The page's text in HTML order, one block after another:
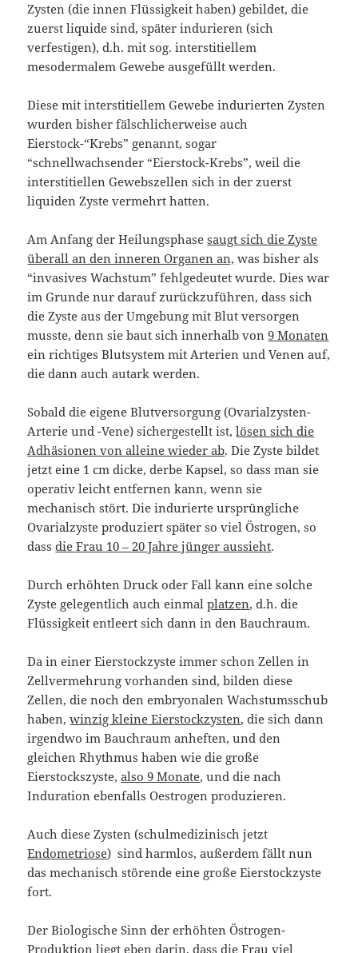
Zysten (die innen Flüssigkeit haben) gebildet, die
zuerst liquide sind, später indurieren (sich
verfestigen), d.h. mit sog. interstitiellem
mesodermalem Gewebe ausgefüllt werden.
Diese mit interstitiellem Gewebe indurierten Zysten
wurden bisher fälschlicherweise auch
Eierstock-“Krebs” genannt, sogar
“schnellwachsender “Eierstock-Krebs”, weil die
interstitiellen Gewebszellen sich in der zuerst
liquiden Zyste vermehrt hatten.
Am Anfang der Heilungsphasesaugt sich die Zyste
überall an den inneren Organen an, was bisher als
“invasives Wachstum” fehlgedeutet wurde. Dies war
im Grunde nur darauf zurückzuführen, dass sich
die Zyste aus der Umgebung mit Blut versorgen
musste, denn sie baut sich innerhalb von9 Monaten
ein richtiges Blutsystem mit Arterien und Venen auf,
die dann auch autark werden.
Sobald die eigene Blutversorgung (Ovarialzysten-
Arterie und -Vene) sichergestellt ist,lösen sich die
Adhäsionen von alleine wieder ab. Die Zyste bildet
jetzt eine 1 cm dicke, derbe Kapsel, so dass man sie
operativ leicht entfernen kann, wenn sie
mechanisch stört. Die indurierte ursprüngliche
Ovarialzyste produziert später so viel Östrogen, so
dassdie Frau 10 – 20 Jahre jünger aussieht.
Durch erhöhten Druck oder Fall kann eine solche
Zyste gelegentlich auch einmalplatzen, d.h. die
Flüssigkeit entleert sich dann in den Bauchraum.
Da in einer Eierstockzyste immer schon Zellen in
Zellvermehrung vorhanden sind, bilden diese
Zellen, die noch den embryonalen Wachstumsschub
haben,winzig kleine Eierstockzysten, die sich dann
irgendwo im Bauchraum anheften, und den
gleichen Rhythmus haben wie die große
Eierstockszyste,also 9 Monate, und die nach
Induration ebenfalls Oestrogen produzieren.
Auch diese Zysten (schulmedizinisch jetzt
Endometriose) sind harmlos, außerdem fällt nun
das mechanisch störende eine große Eierstockzyste
fort.
Der Biologische Sinn der erhöhten Östrogen-
Produktion liegt eben darin, dass die Frau viel